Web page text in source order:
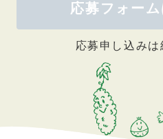
応募フォー
応募申し込みは